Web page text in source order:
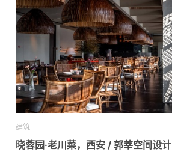
建筑
晓蓉园·老川菜，西安 / 郭莘空间设计